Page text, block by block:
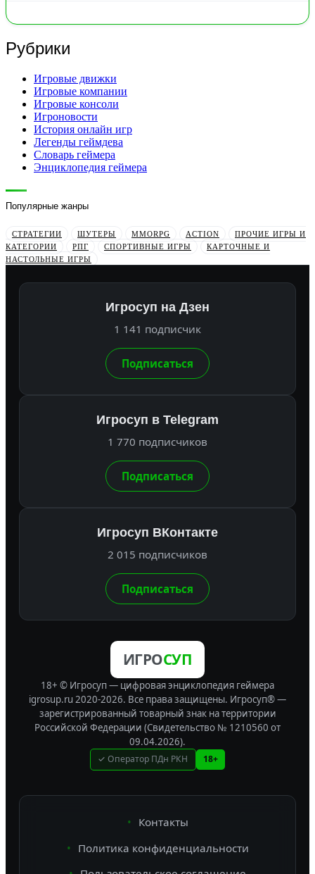
Рубрики
Игровые движки
Игровые компании
Игровые консоли
Игроновости
История онлайн игр
Легенды геймдева
Словарь геймера
Энциклопедия геймера
Популярные жанры
СТРАТЕГИИ ШУТЕРЫ MMORPG ACTION
ПРОЧИЕ ИГРЫ И
КАТЕГОРИИ
РПГ СПОРТИВНЫЕ ИГРЫ
КАРТОЧНЫЕ И
НАСТОЛЬНЫЕ ИГРЫ
Игросуп на Дзен
1 141 подписчик
Подписаться
Игросуп в Telegram
1 770 подписчиков
Подписаться
Игросуп ВКонтакте
2 015 подписчиков
Подписаться
ИГРОСУП
18+ © Игросуп — цифровая энциклопедия геймера
igrosup.ru 2020-2026. Все права защищены. Игросуп® —
зарегистрированный товарный знак на территории
Российской Федерации (Свидетельство № 1210560 от
09.04.2026).
✓ Оператор ПДн РКН 18+
Контакты
Политика конфиденциальности